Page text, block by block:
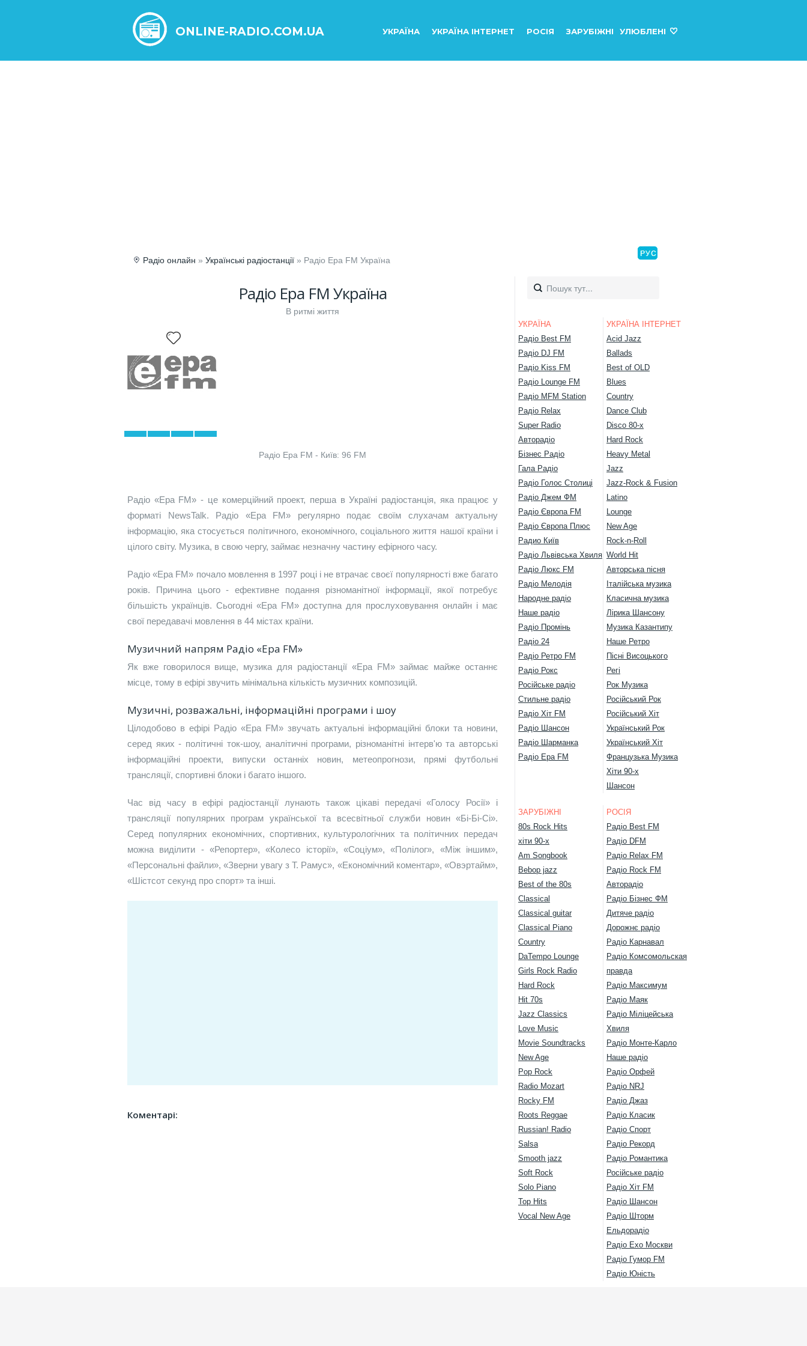
ONLINE-RADIO.COM.UA УКРАЇНА УКРАЇНА ІНТЕРНЕТ РОСІЯ ЗАРУБІЖНІ УЛЮБЛЕНІ
Радіо онлайн » Українські радіостанції » Радіо Ера FM Україна
Радіо Ера FM Україна
В ритмі життя
Радіо Ера FM - Київ: 96 FM
Радіо «Ера FM» - це комерційний проект, перша в Україні радіостанція, яка працює у
форматі NewsTalk. Радіо «Ера FM» регулярно подає своїм слухачам актуальну
інформацію, яка стосується політичного, економічного, соціального життя нашої країни і
цілого світу. Музика, в свою чергу, займає незначну частину ефірного часу.
Радіо «Ера FM» почало мовлення в 1997 році і не втрачає своєї популярності вже багато
років. Причина цього - ефективне подання різноманітної інформації, якої потребує
більшість українців. Сьогодні «Ера FM» доступна для прослуховування онлайн і має
свої передавачі мовлення в 44 містах країни.
Музичний напрям Радіо «Ера FM»
Як вже говорилося вище, музика для радіостанції «Ера FM» займає майже останнє
місце, тому в ефірі звучить мінімальна кількість музичних композицій.
Музичні, розважальні, інформаційні програми і шоу
Цілодобово в ефірі Радіо «Ера FM» звучать актуальні інформаційні блоки та новини,
серед яких - політичні ток-шоу, аналітичні програми, різноманітні інтерв'ю та авторські
інформаційні проекти, випуски останніх новин, метеопрогнози, прямі футбольні
трансляції, спортивні блоки і багато іншого.
Час від часу в ефірі радіостанції лунають також цікаві передачі «Голосу Росії» і
трансляції популярних програм української та всесвітньої служби новин «Бі-Бі-Сі».
Серед популярних економічних, спортивних, культурологічних та політичних передач
можна виділити - «Репортер», «Колесо історії», «Соціум», «Полілог», «Між іншим»,
«Персональні файли», «Зверни увагу з Т. Рамус», «Економічний коментар», «Овэртайм»,
«Шістсот секунд про спорт» та інші.
Коментарі:
УКРАЇНА
Радіо Best FM
Радіо DJ FM
Радіо Kiss FM
Радіо Lounge FM
Радіо MFM Station
Радіо Relax
Super Radio
Авторадіо
Бізнес Радіо
Гала Радіо
Радіо Голос Столиці
Радіо Джем ФМ
Радіо Європа FM
Радіо Європа Плюс
Радио Київ
Радіо Львівська Хвиля
Радіо Люкс FM
Радіо Мелодія
Народне радіо
Наше радіо
Радіо Промінь
Радіо 24
Радіо Ретро FM
Радіо Рокс
Російське радіо
Стильне радіо
Радіо Хіт FM
Радіо Шансон
Радіо Шарманка
Радіо Ера FM
УКРАЇНА ІНТЕРНЕТ
Acid Jazz
Ballads
Best of OLD
Blues
Country
Dance Club
Disco 80-х
Hard Rock
Heavy Metal
Jazz
Jazz-Rock & Fusion
Latino
Lounge
New Age
Rock-n-Roll
World Hit
Авторська пісня
Італійська музика
Класична музика
Лірика Шансону
Музика Казантипу
Наше Ретро
Пісні Висоцького
Регі
Рок Музика
Російський Рок
Російський Хіт
Український Рок
Український Хіт
Французька Музика
Хіти 90-х
Шансон
ЗАРУБІЖНІ
80s Rock Hits
хіти 90-х
Am Songbook
Bebop jazz
Best of the 80s
Classical
Classical guitar
Classical Piano
Country
DaTempo Lounge
Girls Rock Radio
Hard Rock
Hit 70s
Jazz Classics
Love Music
Movie Soundtracks
New Age
Pop Rock
Radio Mozart
Rocky FM
Roots Reggae
Russian! Radio
Salsa
Smooth jazz
Soft Rock
Solo Piano
Top Hits
Vocal New Age
РОСІЯ
Радіо Best FM
Радіо DFM
Радіо Relax FM
Радіо Rock FM
Авторадіо
Радіо Бізнес ФМ
Дитяче радіо
Дорожнє радіо
Радіо Карнавал
Радіо Комсомольская
правда
Радіо Максимум
Радіо Маяк
Радіо Міліцейська
Хвиля
Радіо Монте-Карло
Наше радіо
Радіо Орфей
Радіо NRJ
Радіо Джаз
Радіо Класик
Радіо Спорт
Радіо Рекорд
Радіо Романтика
Російське радіо
Радіо Хіт FM
Радіо Шансон
Радіо Шторм
Ельдорадіо
Радіо Ехо Москви
Радіо Гумор FM
Радіо Юність